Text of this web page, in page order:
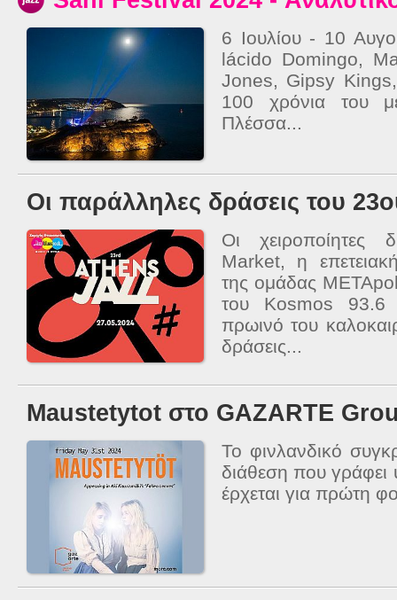
6 Ιουλίου - 10
lácido Domingo,
Jones, Gipsy
100 χρόνια του
Πλέσσα...
Οι παράλληλες δράσεις του
Οι χειροποίητες
Market, η
της ομάδας
του Kosmos 93.6
πρωινό του
δράσεις...
Maustetytot στο GAZARTE
Το φινλανδικό
διάθεση που
έρχεται για πρώτη